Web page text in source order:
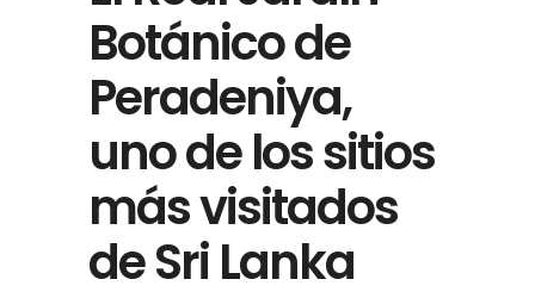
Botánico de
Peradeniya,
uno de los sitios
más visitados
de Sri Lanka